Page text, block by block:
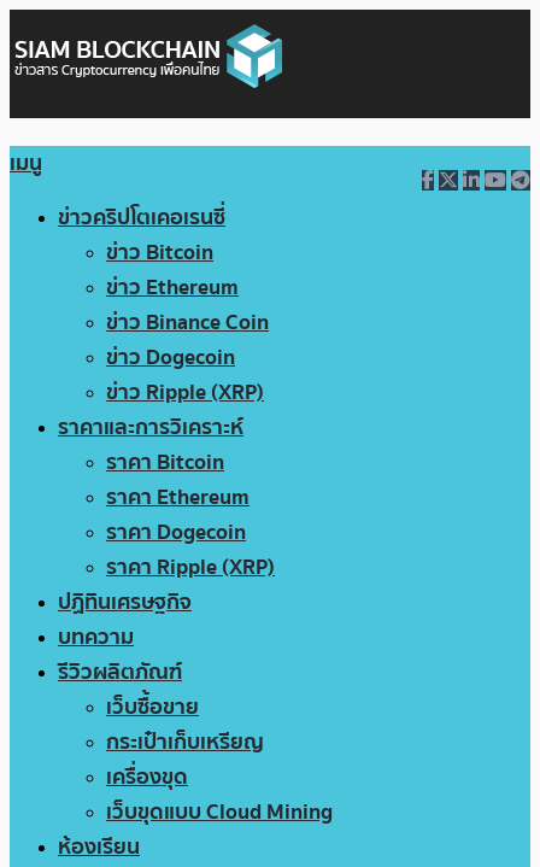
เมนู
ข่าวคริปโตเคอเรนซี่
ข่าว Bitcoin
ข่าว Ethereum
ข่าว Binance Coin
ข่าว Dogecoin
ข่าว Ripple (XRP)
ราคาและการวิเคราะห์
ราคา Bitcoin
ราคา Ethereum
ราคา Dogecoin
ราคา Ripple (XRP)
ปฏิทินเศรษฐกิจ
บทความ
รีวิวผลิตภัณฑ์
เว็บซื้อขาย
กระเป๋าเก็บเหรียญ
เครื่องขุด
เว็บขุดแบบ Cloud Mining
ห้องเรียน